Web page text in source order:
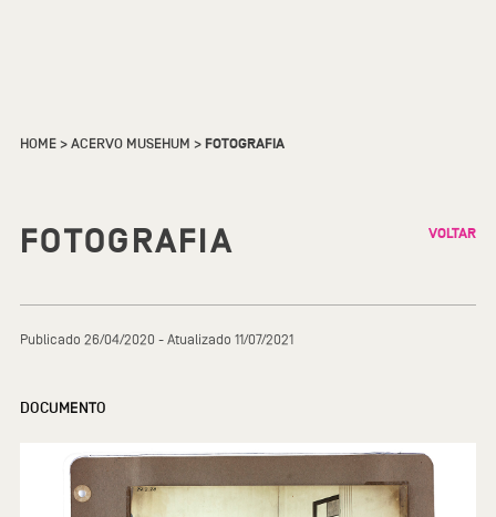
HOME>ACERVO MUSEHUM >FOTOGRAFIA
FOTOGRAFIA VOLTAR
Publicado 26/04/2020 - Atualizado 11/07/2021
DOCUMENTO